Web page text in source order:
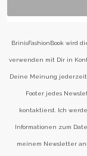
BrinisFashionBook wird
verwenden mit Dir in
Deine Meinung jederzeit
Footer jedes
kontaktierst. Ich
Informationen zum
meinem Newsletter